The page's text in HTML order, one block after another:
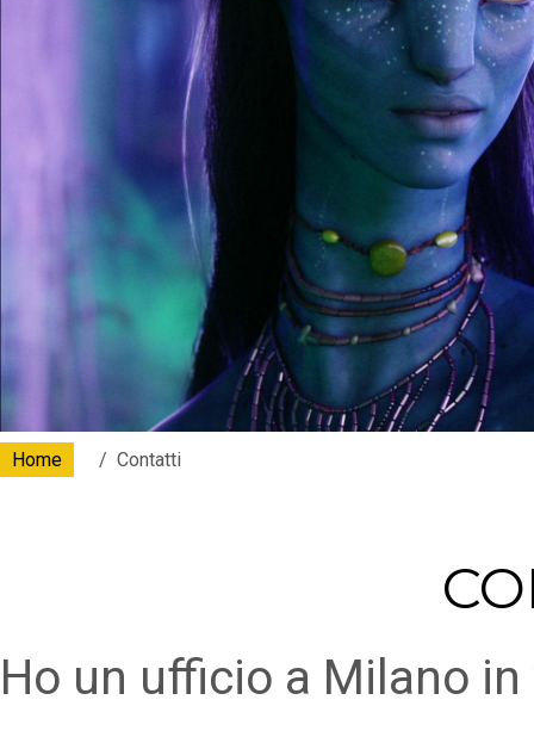
Home Contatti
Ho un ufficio a Milano in